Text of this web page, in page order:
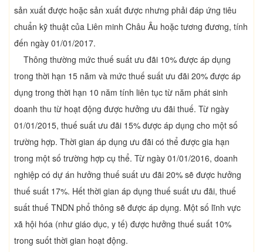
sản xuất được hoặc sản xuất được nhưng phải đáp ứng tiêu
chuẩn kỹ thuật của Liên minh Châu Âu hoặc tương đương, tính
đến ngày 01/01/2017.
Thông thường mức thuế suất ưu đãi 10% được áp dụng
trong thời hạn 15 năm và mức thuế suất ưu đãi 20% được áp
dụng trong thời hạn 10 năm tính liên tục từ năm phát sinh
doanh thu từ hoạt động được hưởng ưu đãi thuế. Từ ngày
01/01/2015, thuế suất ưu đãi 15% được áp dụng cho một số
trường hợp. Thời gian áp dụng ưu đãi có thể được gia hạn
trong một số trường hợp cụ thể. Từ ngày 01/01/2016, doanh
nghiệp có dự án hưởng thuế suất ưu đãi 20% sẽ được hưởng
thuế suất 17%. Hết thời gian áp dụng thuế suất ưu đãi, thuế
suất thuế TNDN phổ thông sẽ được áp dụng. Một số lĩnh vực
xã hội hóa (như giáo dục, y tế) được hưởng thuế suất 10%
trong suốt thời gian hoạt động.